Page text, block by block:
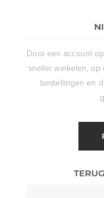
Door een account
sneller winkelen, op
bestellingen en